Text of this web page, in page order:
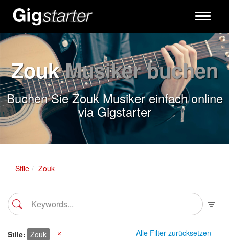
Toggle
ZoukMusiker buchen
Buchen Sie Zouk Musiker einfach online
via Gigstarter
Stile Zouk
Alle Filter zurücksetzen
Stile Zouk